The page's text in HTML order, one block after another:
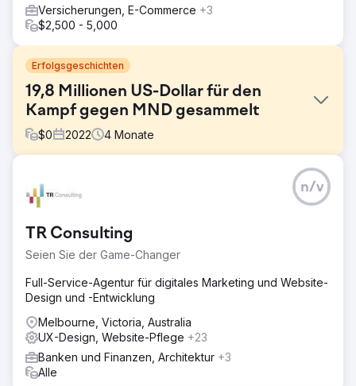
Versicherungen, E-Commerce +3
$2,500 - 5,000
Erfolgsgeschichten
19,8 Millionen US-Dollar für den
Kampf gegen MND gesammelt
$0 2022 4 Monate
- Erzielen Sie ein rekordverdächtiges Spendenjahr für die
Kampagne 2022 (mehr als 14,6 Millionen US-Dollar im Jahr
den sozialen Medien für über 3 Millionen Nutzer
gegenüber 1,87 Millionen im Jahr 2021 - Erhöhen Sie den
Nutzerverkehr (Website) um 50 % im Vergleich zur
Kampagne 2021 - Helfen Sie dabei, den Verkauf im
Geschäft durch landesweite Co. anzukurbeln
Lösung
- Entwickeln Sie ein tiefes Verständnis der
Kundenpersönlichkeit, um das Benutzerengagement und
die Marke zu verbessern. - Erhöhen Sie die Bekanntheit
der organischen Suche in Schlüsselsegmenten. -
TR Consulting
Seien Sie der Game-Changer
n/v
Full-Service-Agentur für digitales Marketing und Website-
Design und -Entwicklung
Melbourne, Victoria, Australia
UX-Design, Website-Pflege +23
Banken und Finanzen, Architektur +3
Alle